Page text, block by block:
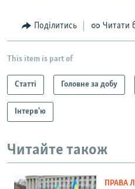
Поділитись Читати
This item is part of
Статті Головне за добу
Інтерв'ю
Читайте також
ПРАВА